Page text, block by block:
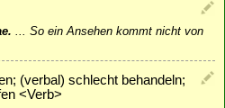
So ein Ansehen kommt nicht von
(verbal) schlecht behandeln;
<Verb>